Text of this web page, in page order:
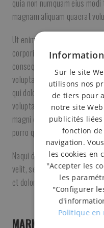
quia non numquam eius
magnam aliquam quaerat
Ut enim ad minima veniam,
corporis suscipit laboriosam,
consequatur? Quis autem
voluptate velit esse quam
qui dolorem eum fugiat quo
voluptas sit aspernatur aut
magni dolores eos qui
porro quisquam est.
Naqui dolorem ipsum quia
velit, sed quia non
et dolore magnam aliquam
MARKET STRATEGY
Sur le site
utilisons nos
de tiers pour
notre site
publicités
fonction
navigation.
les cookies en
"Accepter les
les
"Configurer
Politique en